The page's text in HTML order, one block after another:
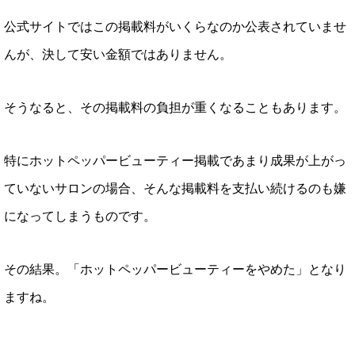
公式サイトではこの掲載料がいくらなのか公表されていませ
んが、決して安い金額ではありません。
そうなると、その掲載料の負担が重くなることもあります。
特にホットペッパービューティー掲載であまり成果が上がっ
ていないサロンの場合、そんな掲載料を支払い続けるのも嫌
になってしまうものです。
その結果。「ホットペッパービューティーをやめた」となり
ますね。